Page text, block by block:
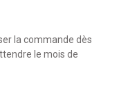
la commande dès
le mois de